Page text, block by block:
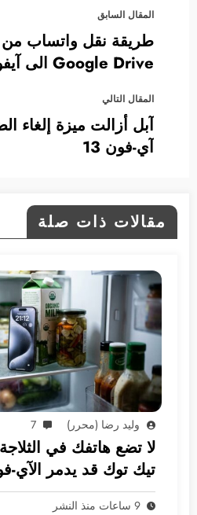
المقال السابق
طريقة نقل واتساب من
Google Drive الى آيفون بجميع البيانات
المقال التالي
آبل أزالت ميزة إلغاء
آي-فون 13
مقالات ذات صلة
وليد رضا (محرر) 7
لا تضع هاتفك في
تيك توك قد يدمر الآي-
9 ساعات منذ النشر